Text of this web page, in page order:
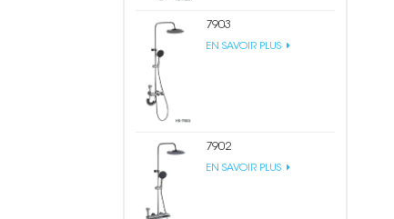
7903
EN SAVOIR PLUS
7902
EN SAVOIR PLUS